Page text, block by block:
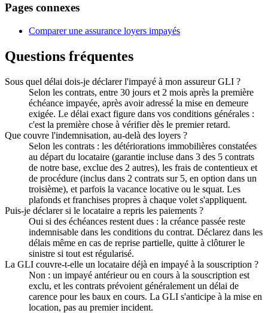
Pages connexes
Comparer une assurance loyers impayés
Questions fréquentes
Sous quel délai dois-je déclarer l'impayé à mon assureur GLI ?
Selon les contrats, entre 30 jours et 2 mois après la première
échéance impayée, après avoir adressé la mise en demeure
exigée. Le délai exact figure dans vos conditions générales :
c'est la première chose à vérifier dès le premier retard.
Que couvre l'indemnisation, au-delà des loyers ?
Selon les contrats : les détériorations immobilières constatées
au départ du locataire (garantie incluse dans 3 des 5 contrats
de notre base, exclue des 2 autres), les frais de contentieux et
de procédure (inclus dans 2 contrats sur 5, en option dans un
troisième), et parfois la vacance locative ou le squat. Les
plafonds et franchises propres à chaque volet s'appliquent.
Puis-je déclarer si le locataire a repris les paiements ?
Oui si des échéances restent dues : la créance passée reste
indemnisable dans les conditions du contrat. Déclarez dans les
délais même en cas de reprise partielle, quitte à clôturer le
sinistre si tout est régularisé.
La GLI couvre-t-elle un locataire déjà en impayé à la souscription ?
Non : un impayé antérieur ou en cours à la souscription est
exclu, et les contrats prévoient généralement un délai de
carence pour les baux en cours. La GLI s'anticipe à la mise en
location, pas au premier incident.